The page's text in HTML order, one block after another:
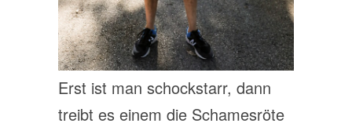
Erst ist man schockstarr, dann
treibt es einem die Schamesröte